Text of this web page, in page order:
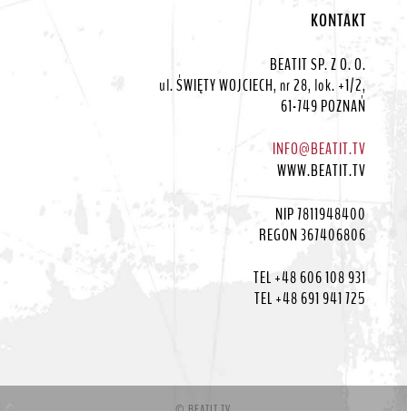
KONTAKT
BEATIT SP. Z O. O.
ul. ŚWIĘTY WOJCIECH, nr 28, lok. +1/2,
61-749 POZNAŃ
INFO@BEATIT.TV
WWW.BEATIT.TV
NIP 7811948400
REGON 367406806
TEL +48 606 108 931
TEL +48 691 941 725